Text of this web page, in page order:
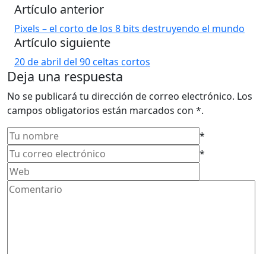
KuCUn9A&hl=es_ES&fs=1&w=480&h=295]
A ver si la compro. porque ademas me gusta.. y creo
que vale la pena…
Artículo anterior
Pixels – el corto de los 8 bits destruyendo el mundo
Artículo siguiente
20 de abril del 90 celtas cortos
Deja una respuesta
No se publicará tu dirección de correo electrónico. Los
campos obligatorios están marcados con *.
*
*